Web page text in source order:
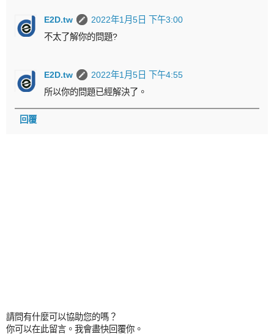
E2D.tw
2022年1月5日 下午3:00
不太了解你的問題?
E2D.tw
2022年1月5日 下午4:55
所以你的問題已經解決了。
回覆
請問有什麼可以協助您的嗎？
你可以在此留言。我會盡快回覆你。